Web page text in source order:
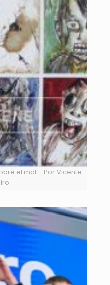
el mal – Por Vicente